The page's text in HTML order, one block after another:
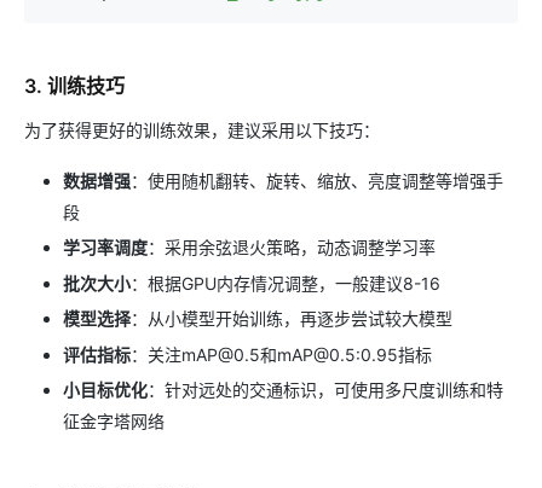
3. 训练技巧
为了获得更好的训练效果，建议采用以下技巧：
数据增强：使用随机翻转、旋转、缩放、亮度调整等增强手
段
学习率调度：采用余弦退火策略，动态调整学习率
批次大小：根据GPU内存情况调整，一般建议8-16
模型选择：从小模型开始训练，再逐步尝试较大模型
评估指标：关注mAP@0.5和mAP@0.5:0.95指标
小目标优化：针对远处的交通标识，可使用多尺度训练和特
征金字塔网络